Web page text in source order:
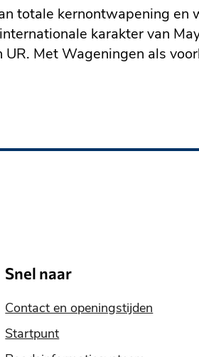
totale kernontwapening en
karakter van
Met Wageningen als
Snel naar
Contact en openingstijden
Startpunt